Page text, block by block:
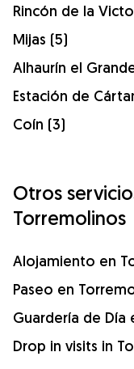
Rincón de la
Mijas (5)
Alhaurín el
Estación de
Coín (3)
Otros
Torremolinos
Alojamiento en
Paseo en
Guardería de Día
Drop in visits in